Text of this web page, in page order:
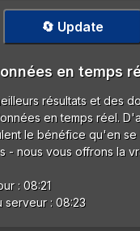
🔄 Update
en temps
résultats et des
en temps réel.
le bénéfice qu'en se
- nous vous offrons la
: 08:21
serveur : 08:23